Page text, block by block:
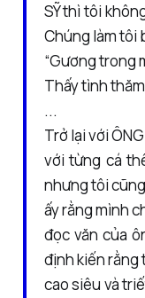
SỸ thì tôi
Chúng làm tôi
“Gương trong
Thấy tình
...
Trở lại với
với từng cá
nhưng tôi
ấy rằng mình
đọc văn của
định kiến rằng
cao siêu và